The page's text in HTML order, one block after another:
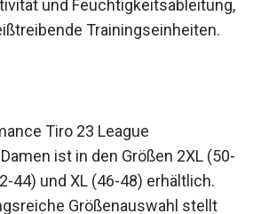
ideal für
Trainingseinheiten.
Tiro 23 League
ist in den Größen 2XL
(42-44) und XL (46-48)